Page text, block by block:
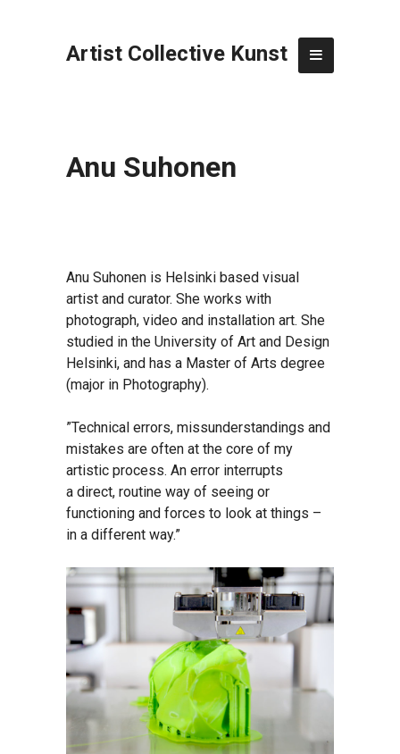
Artist Collective Kunst
Anu Suhonen
Anu Suhonen is Helsinki based visual
artist and curator. She works with
photograph, video and installation art. She
studied in the University of Art and Design
Helsinki, and has a Master of Arts degree
(major in Photography).
”Technical errors, missunderstandings and
mistakes are often at the core of my
artistic process. An error interrupts
a direct, routine way of seeing or
functioning and forces to look at things –
in a different way.”